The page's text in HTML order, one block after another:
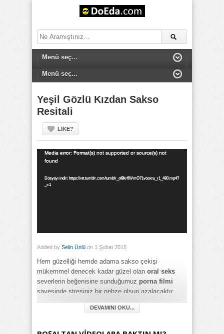
Yeşil Gözlü Kızdan Sakso
Resitali
LIKE?
Video
oynatıcı
Media error: Format(s) not supported or source(s) not
found
Dosyayı indir: https://vtt.tumblr.com/tumblr_of8kr6WmO71vooxru_r1_480.mp4?
_=1
Added by Selin Ünlü on 1 Şubat 2018
Hem güzelliği hemde adama sakso çekişi
mükemmel denecek kadar güzel olan oral seks
severlerin beğenisine sunduğumuz porna filmi
sayesinde stresiniz bir nebze olsun azalacaktır
geniş ekranda arkanıza yaslanıp 5 dakika boyunca
sizi zevkten çıldırtacak video ile iyi seyirler
DEVAMINI OKU...